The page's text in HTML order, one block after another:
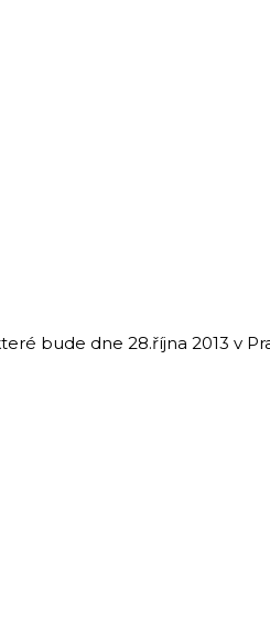
bude dne 28.října 2013 v